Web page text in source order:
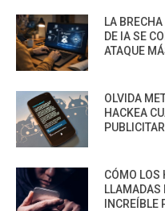
LA
DE IA SE
ATAQUE
OLVIDA
HACKEA
CÓMO LOS
LLAMADAS
INCREÍBLE